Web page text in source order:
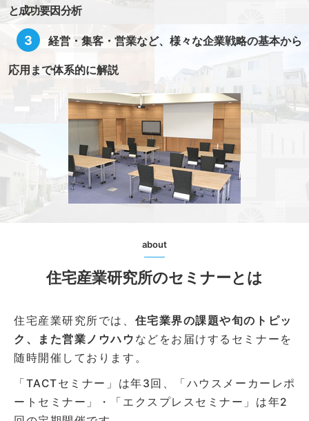
と成功要因分析
経営・集客・営業など、様々な企業戦略の基本から
応用まで体系的に解説
about
住宅産業研究所のセミナーとは
住宅産業研究所では、 住宅業界の課題や旬のトピッ
ク、また営業ノウハウ などをお届けするセミナーを
随時開催しております。
「TACTセミナー」は年3回、「ハウスメーカーレポ
ートセミナー」・「エクスプレスセミナー」は年2